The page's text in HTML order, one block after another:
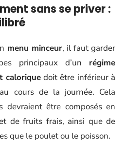
sans se priver :
menu minceur, il faut garder
principaux d’un régime
caloriquedoit être inférieur à
cours de la journée. Cela
devraient être composés en
de fruits frais, ainsi que de
que le poulet ou le poisson.